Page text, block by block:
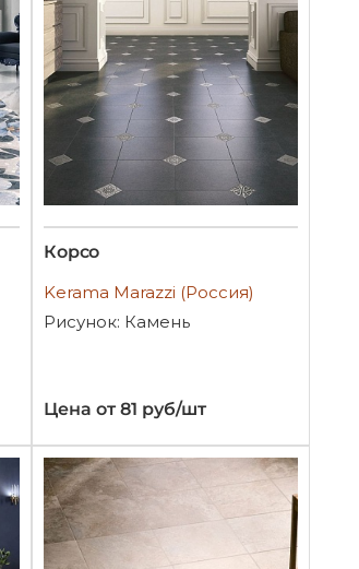
Корсо
Kerama Marazzi (Россия)
Рисунок: Камень
Цена от 81 руб/шт